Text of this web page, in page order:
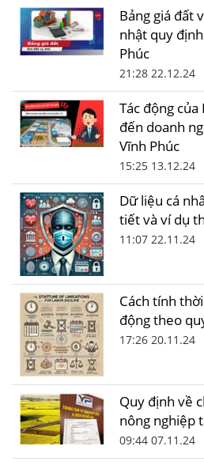
Bảng giá đất
nhật quy
Phúc
21:28 22.12.24
Tác động
đến doanh
Vĩnh Phúc
15:25 13.12.24
Dữ liệu cá
tiết và ví dụ
11:07 22.11.24
Cách tính
động theo
17:26 20.11.24
Quy định về
nông nghiệp
09:44 07.11.24